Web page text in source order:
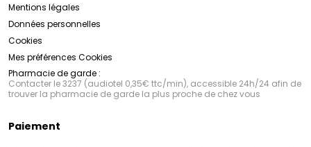
Mentions légales
Données personnelles
Cookies
Mes préférences Cookies
Pharmacie de garde :
Contacter le 3237 (audiotel 0,35€ ttc/min), accessible 24h/24 afin de
trouver la pharmacie de garde la plus proche de chez vous
Paiement